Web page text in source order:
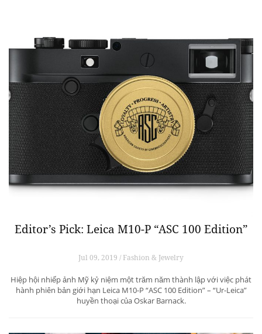
Editor’s Pick: Leica M10-P “ASC 100 Edition”
Jul 09, 2019 / Fashion & Jewelry
Hiệp hội nhiếp ảnh Mỹ kỷ niệm một trăm năm thành lập với việc phát
hành phiên bản giới hạn Leica M10-P “ASC 100 Edition” – “Ur-Leica”
huyền thoại của Oskar Barnack.